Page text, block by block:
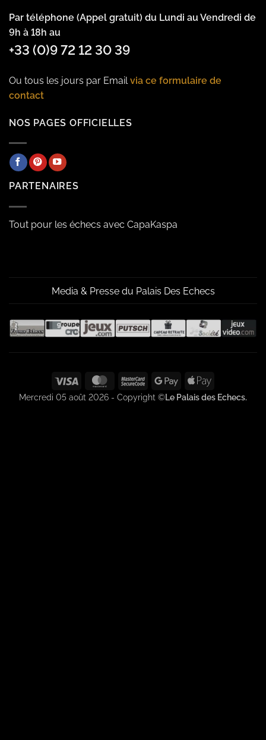
Par téléphone (Appel gratuit) du Lundi au Vendredi de
9h à 18h au
+33 (0)9 72 12 30 39
Ou tous les jours par Email via ce formulaire de
contact
NOS PAGES OFFICIELLES
PARTENAIRES
Tout pour les échecs avec CapaKaspa
Media & Presse du Palais Des Echecs
Visa MasterCardMasterCard
2
Google
Pay
Apple
Pay
Mercredi 05 août 2026 - Copyright ©Le Palais des Echecs.